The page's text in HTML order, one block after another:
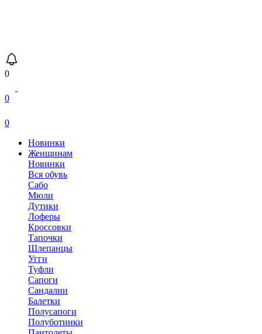
0
0
0
Новинки
Женщинам
Новинки
Вся обувь
Сабо
Мюли
Дутики
Лоферы
Кроссовки
Тапочки
Шлепанцы
Угги
Туфли
Сапоги
Сандалии
Балетки
Полусапоги
Полуботинки